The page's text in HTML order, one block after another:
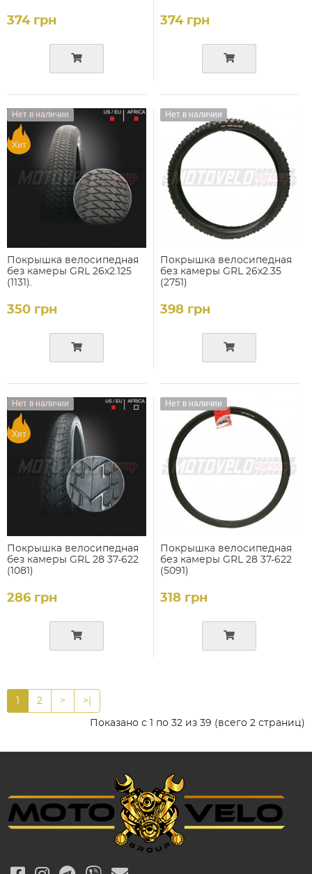
374 грн 374 грн
Покрышка велосипедная
без камеры GRL 26x2.125
(1131).
Нет в наличии
Хит
350 грн
Покрышка велосипедная
без камеры GRL 26x2.35
(2751)
Нет в наличии
398 грн
Покрышка велосипедная
без камеры GRL 28 37-622
(1081)
Нет в наличии
Хит
286 грн
Покрышка велосипедная
без камеры GRL 28 37-622
(5091)
Нет в наличии
318 грн
2 > >|
Показано с 1 по 32 из 39 (всего 2 страниц)